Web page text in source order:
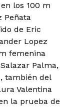
los 100 m
Peñata
de Eric
Lopez
femenina
Palma,
también del
Valentina
la prueba de